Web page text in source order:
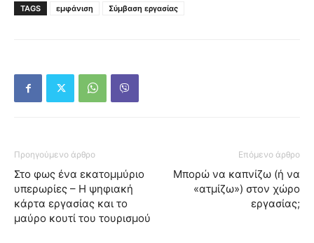
TAGS εμφάνιση Σύμβαση εργασίας
Προηγούμενο άρθρο
Στο φως ένα εκατομμύριο
υπερωρίες – Η ψηφιακή
κάρτα εργασίας και το
μαύρο κουτί του τουρισμού
Επόμενο άρθρο
Μπορώ να καπνίζω (ή να
«ατμίζω») στον χώρο
εργασίας;